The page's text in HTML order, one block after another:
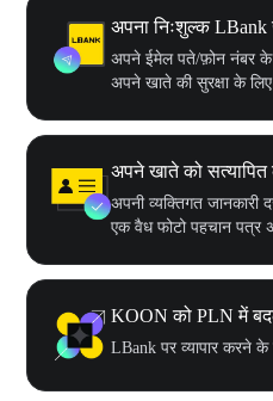
अपना निःशुल्क LBank
अपने ईमेल पते/फ़ोन नंबर
अपने खाते की सुरक्षा के लिए
अपने खाते को
अपनी व्यक्तिगत जानकारी
एक वैध फोटो पहचान पत्र
KOON को PLN में
LBank पर व्यापार करने